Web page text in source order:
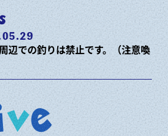
辺での釣りは禁止です。（注意喚
ve